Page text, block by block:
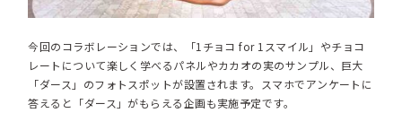
今回のコラボレーションでは、「1チョコ for 1スマイル」やチョコ
レートについて楽しく学べるパネルやカカオの実のサンプル、巨大
「ダース」のフォトスポットが設置されます。スマホでアンケートに
答えると「ダース」がもらえる企画も実施予定です。